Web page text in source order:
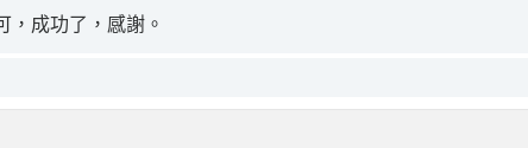
，成功了，感謝。